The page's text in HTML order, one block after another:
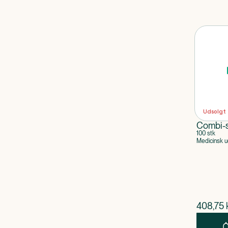
Udsolgt
Combi-
100 stk
Medicinsk
$
408,75